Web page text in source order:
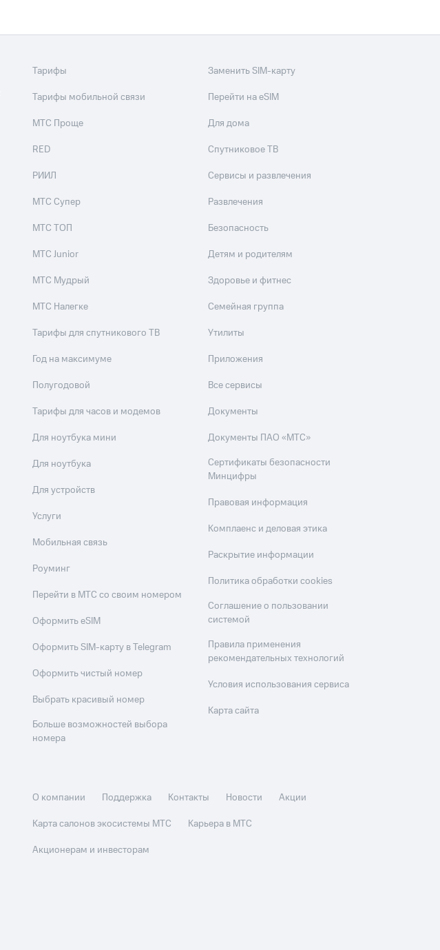
Тарифы
Тарифы мобильной связи
МТС Проще
RED
РИИЛ
МТС Супер
МТС ТОП
МТС Junior
МТС Мудрый
МТС Налегке
Тарифы для спутникового ТВ
Год на максимуме
Полугодовой
Тарифы для часов и модемов
Для ноутбука мини
Для ноутбука
Для устройств
Услуги
Мобильная связь
Роуминг
Перейти в МТС со своим номером
Оформить eSIM
Оформить SIM-карту в Telegram
Оформить чистый номер
Выбрать красивый номер
Больше возможностей выбора
номера
Заменить SIM-карту
Перейти на eSIM
Для дома
Спутниковое ТВ
Сервисы и развлечения
Развлечения
Безопасность
Детям и родителям
Здоровье и фитнес
Семейная группа
Утилиты
Приложения
Все сервисы
Документы
Документы ПАО «МТС»
Сертификаты безопасности
Минцифры
Правовая информация
Комплаенс и деловая этика
Раскрытие информации
Политика обработки cookies
Соглашение о пользовании
системой
Правила применения
рекомендательных технологий
Условия использования сервиса
Карта сайта
О компании Поддержка Контакты Новости
Акции
Карта салонов экосистемы МТС
Карьера в МТС
Акционерам и инвесторам